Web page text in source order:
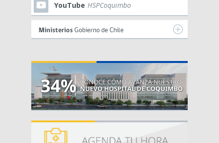
YouTube HSPCoquimbo
Ministerios Gobierno de Chile